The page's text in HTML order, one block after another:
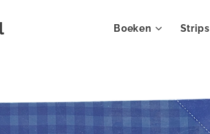
Boeken Strips